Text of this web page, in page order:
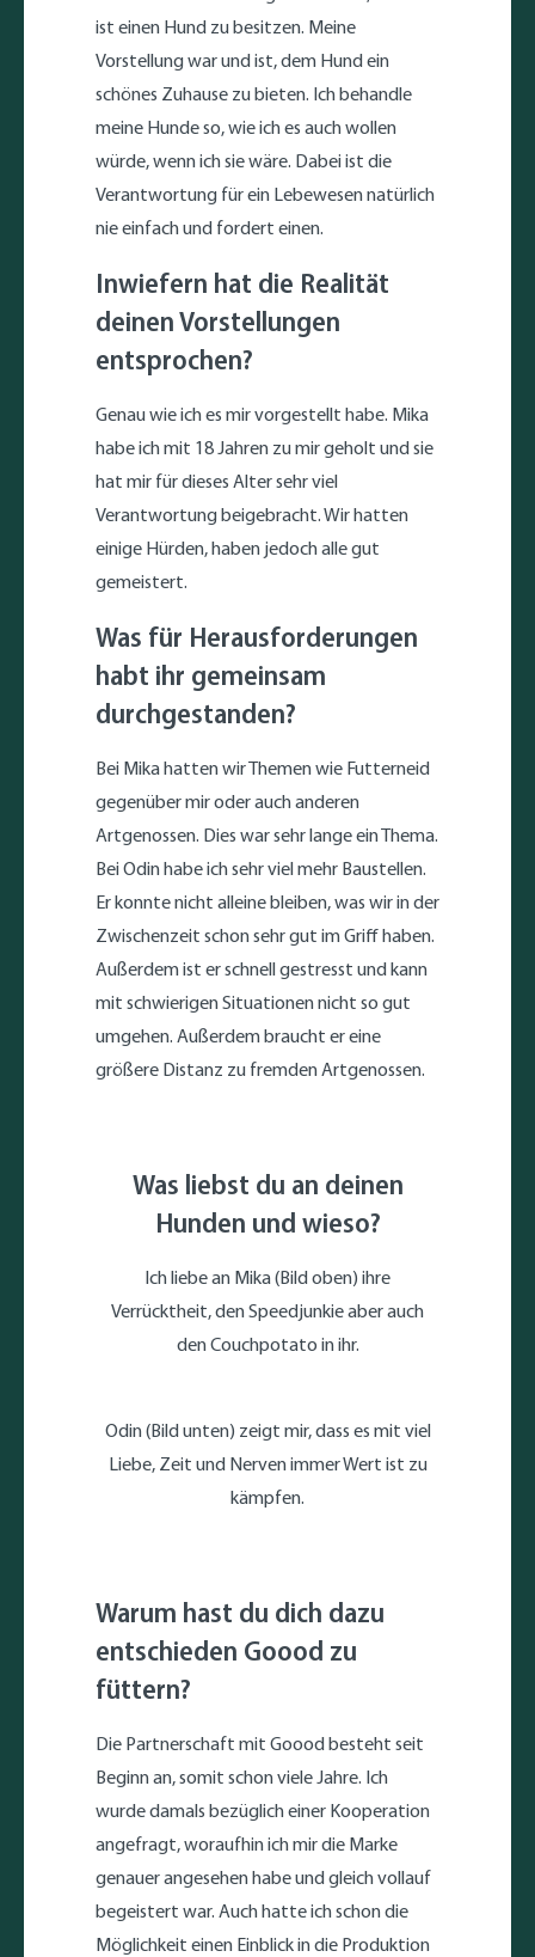
ist einen Hund zu besitzen. Meine
Vorstellung war und ist, dem Hund ein
schönes Zuhause zu bieten. Ich behandle
meine Hunde so, wie ich es auch wollen
würde, wenn ich sie wäre. Dabei ist die
Verantwortung für ein Lebewesen natürlich
nie einfach und fordert einen.
Inwiefern hat die Realität
deinen Vorstellungen
entsprochen?
Genau wie ich es mir vorgestellt habe. Mika
habe ich mit 18 Jahren zu mir geholt und sie
hat mir für dieses Alter sehr viel
Verantwortung beigebracht. Wir hatten
einige Hürden, haben jedoch alle gut
gemeistert.
Was für Herausforderungen
habt ihr gemeinsam
durchgestanden?
Bei Mika hatten wir Themen wie Futterneid
gegenüber mir oder auch anderen
Artgenossen. Dies war sehr lange ein Thema.
Bei Odin habe ich sehr viel mehr Baustellen.
Er konnte nicht alleine bleiben, was wir in der
Zwischenzeit schon sehr gut im Griff haben.
Außerdem ist er schnell gestresst und kann
mit schwierigen Situationen nicht so gut
umgehen. Außerdem braucht er eine
größere Distanz zu fremden Artgenossen.
Was liebst du an deinen
Hunden und wieso?
Ich liebe an Mika (Bild oben) ihre
Verrücktheit, den Speedjunkie aber auch
den Couchpotato in ihr.
Odin (Bild unten) zeigt mir, dass es mit viel
Liebe, Zeit und Nerven immer Wert ist zu
kämpfen.
Warum hast du dich dazu
entschieden Goood zu
füttern?
Die Partnerschaft mit Goood besteht seit
Beginn an, somit schon viele Jahre. Ich
wurde damals bezüglich einer Kooperation
angefragt, woraufhin ich mir die Marke
genauer angesehen habe und gleich vollauf
begeistert war. Auch hatte ich schon die
Möglichkeit einen Einblick in die Produktion